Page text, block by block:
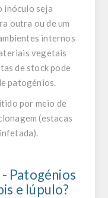
inóculo seja
outra ou de um
internos
vegetais
de stock pode
patogénios.
por meio de
(estacas
Patogénios
e lúpulo?